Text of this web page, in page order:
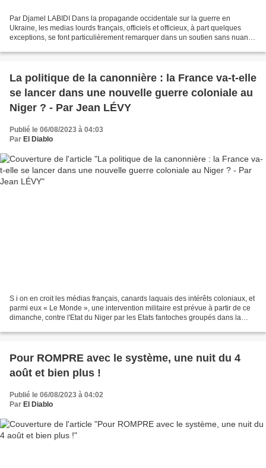
Par Djamel LABIDI Dans la propagande occidentale sur la guerre en
Ukraine, les medias lourds français, officiels et officieux, à part quelques
exceptions, se font particulièrement remarquer dans un soutien sans nuance
La politique de la canonnière : la France va-t-elle
se lancer dans une nouvelle guerre coloniale au
Niger ? - Par Jean LÉVY
Publié le 06/08/2023 à 04:03
Par El Diablo
S i on en croit les médias français, canards laquais des intérêts coloniaux, et
parmi eux « Le Monde », une intervention militaire est prévue à partir de ce
dimanche, contre l'Etat du Niger par les Etats fantoches groupés dans la
Pour ROMPRE avec le système, une nuit du 4
août et bien plus !
Publié le 06/08/2023 à 04:02
Par El Diablo